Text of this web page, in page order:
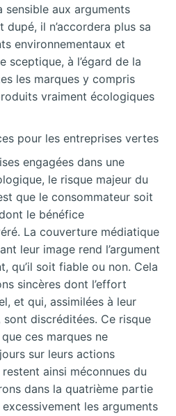
sensible aux arguments
dupé, il n’accordera plus sa
environnementaux et
sceptique, à l’égard de la
les marques y compris
vraiment écologiques
pour les entreprises vertes
engagées dans une
le risque majeur du
que le consommateur soit
le bénéfice
La couverture médiatique
leur image rend l’argument
qu’il soit fiable ou non. Cela
sincères dont l’effort
et qui, assimilées à leur
discréditées. Ce risque
ces marques ne
sur leurs actions
ainsi méconnues du
dans la quatrième partie
les arguments